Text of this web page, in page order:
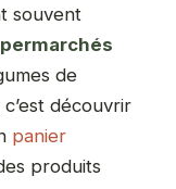
souvent
de
découvrir
panier
produits